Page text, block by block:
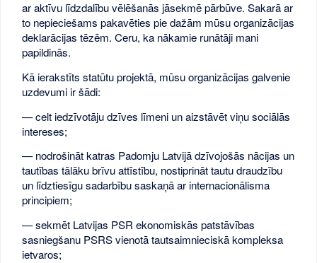
ar aktīvu līdzdalību vēlēšanās jāsekmē pārbūve. Sakarā ar
to nepieciešams pakavēties pie dažām mūsu organizācijas
deklarācijas tēzēm. Ceru, ka nākamie runātāji mani
papildinās.
Kā ierakstīts statūtu projektā, mūsu organizācijas galvenie
uzdevumi ir šādi:
— celt iedzīvotāju dzīves līmeni un aizstāvēt viņu sociālās
intereses;
— nodrošināt katras Padomju Latvijā dzīvojošās nācijas un
tautības tālāku brīvu attīstību, nostiprināt tautu draudzību
un līdztiesīgu sadarbību saskaņā ar internacionālisma
principiem;
— sekmēt Latvijas PSR ekonomiskās patstāvības
sasniegšanu PSRS vienotā tautsaimnieciskā kompleksa
ietvaros;